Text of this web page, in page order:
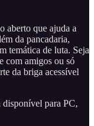
aberto que ajuda a
da pancadaria,
temática de luta. Seja
com amigos ou só
da briga acessível
disponível para PC,